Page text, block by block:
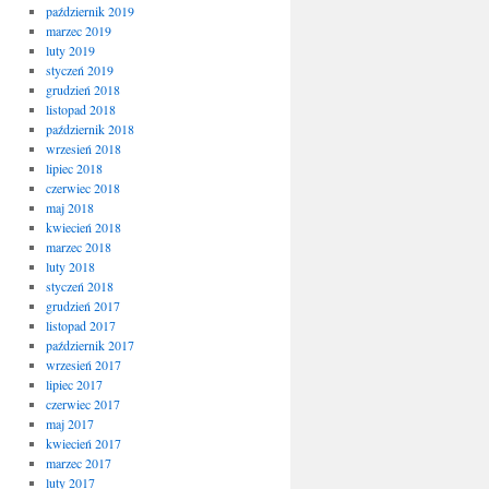
październik 2019
marzec 2019
luty 2019
styczeń 2019
grudzień 2018
listopad 2018
październik 2018
wrzesień 2018
lipiec 2018
czerwiec 2018
maj 2018
kwiecień 2018
marzec 2018
luty 2018
styczeń 2018
grudzień 2017
listopad 2017
październik 2017
wrzesień 2017
lipiec 2017
czerwiec 2017
maj 2017
kwiecień 2017
marzec 2017
luty 2017